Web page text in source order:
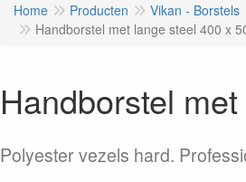
Home Producten Vikan - Borstels
Handborstel met lange steel 400 x
Handborstel
Polyester vezels hard.